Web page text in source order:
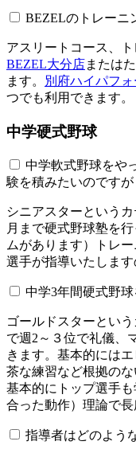
BEZELのトレーニ
アスリートコース、
BEZEL大分店または
ます。
別府ハイパフ
つでも利用できます。
中学硬式野球
中学軟式野球をや
験を積みたいのですが
シニアスターという
月まで硬式野球塾を
ムがあります）トレ
選手が指導いたします
中学3年間硬式野
ゴールドスターとい
で週2～３位で礼儀、
きます。基本的には
茶な練習など根拠のな
基本的にトップ選手
合った動作）理論で
指導者はどのよう